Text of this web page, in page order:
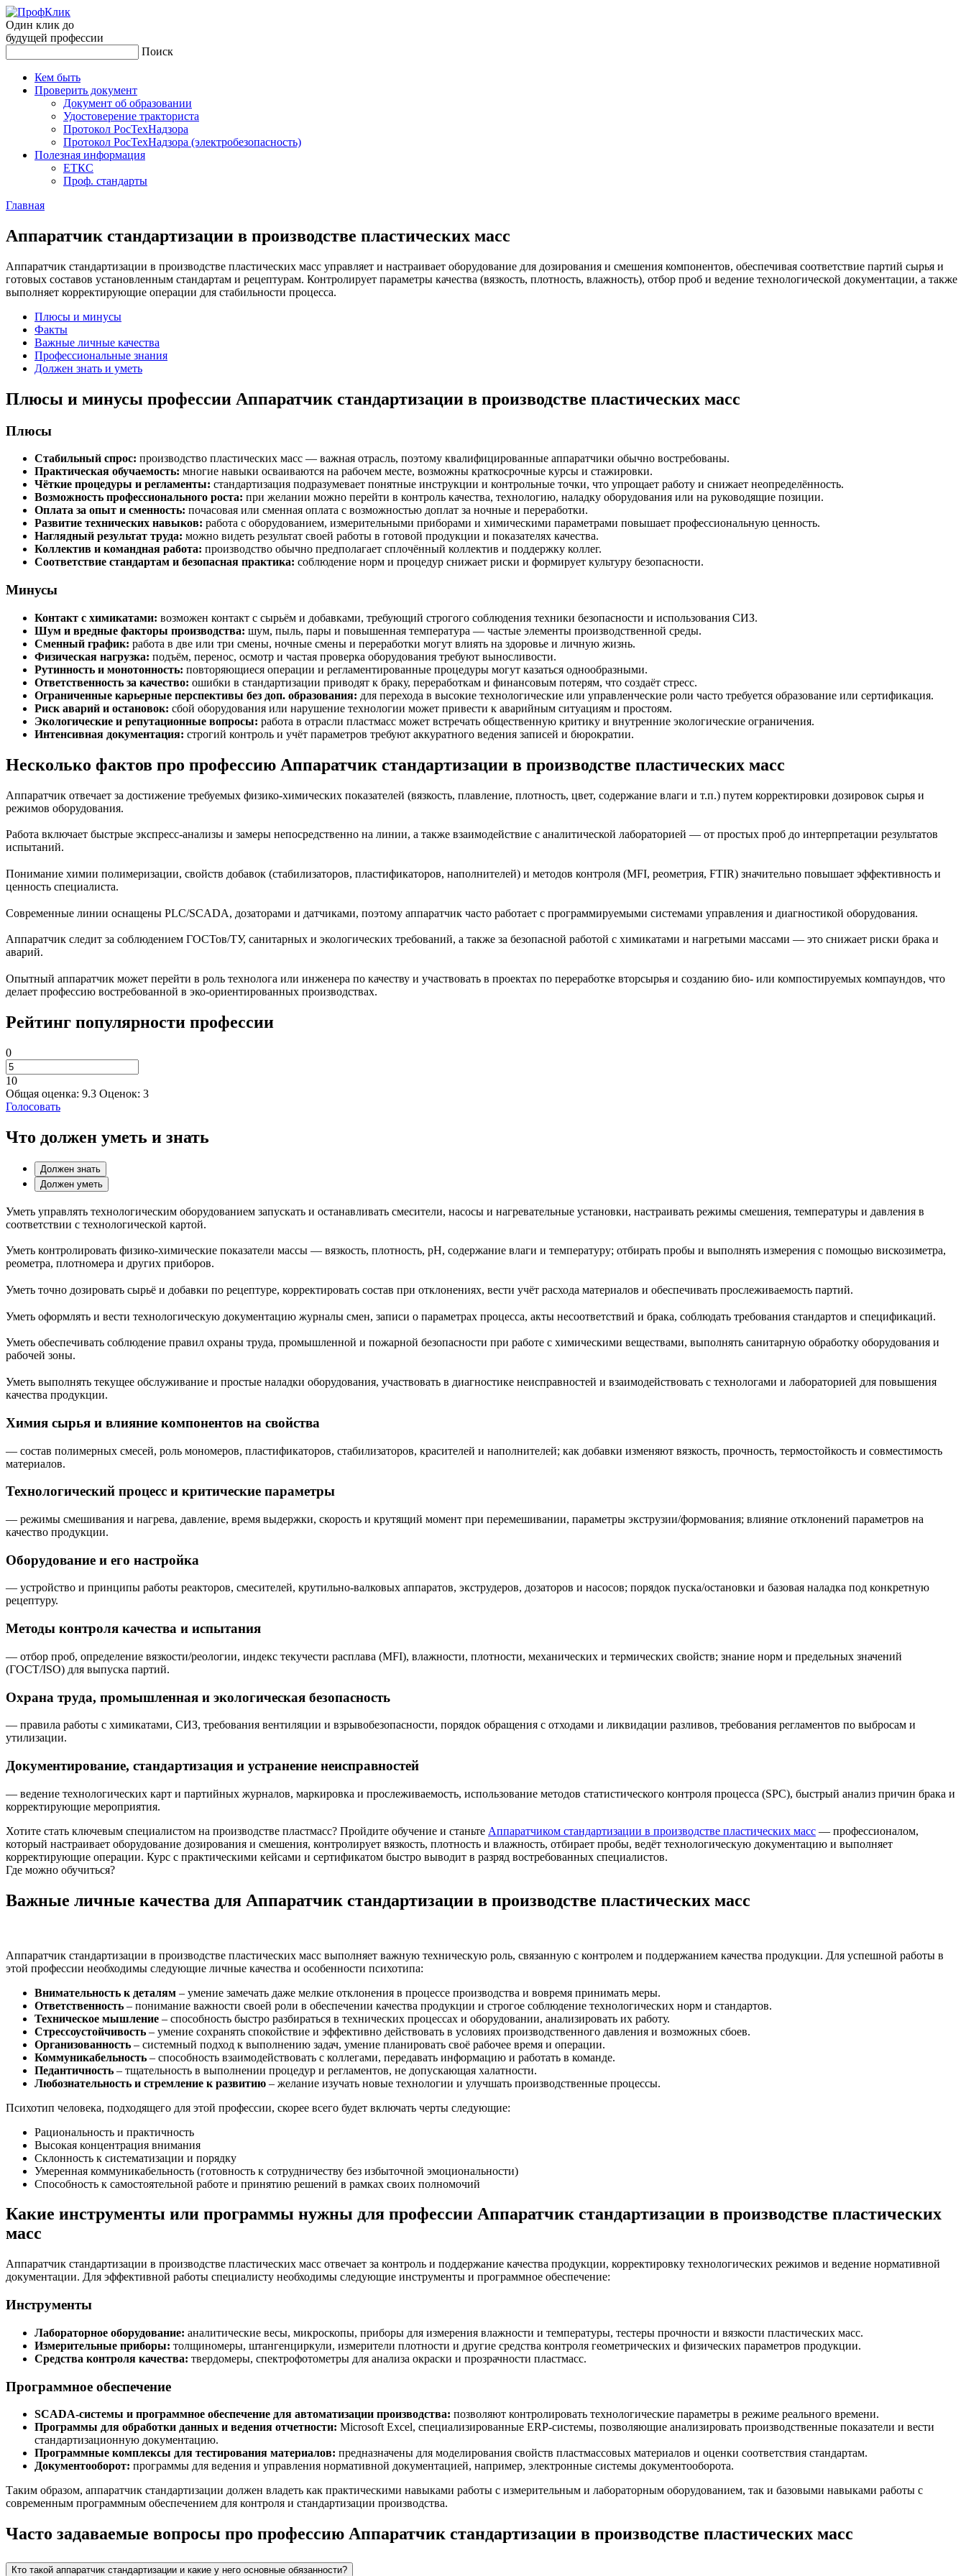
Один клик до
будущей профессии
Поиск
Кем быть
Проверить документ
Документ об образовании
Удостоверение тракториста
Протокол РосТехНадзора
Протокол РосТехНадзора (электробезопасность)
Полезная информация
ЕТКС
Проф. стандарты
Главная
Ап­па­рат­чик стан­дарти­зации в про­из­водс­тве плас­ти­чес­ких масс
Аппаратчик стандартизации в производстве пластических масс управляет и настраивает оборудование для дозирования и смешения компонентов, обеспечивая соответствие партий сырья и
готовых составов установленным стандартам и рецептурам. Контролирует параметры качества (вязкость, плотность, влажность), отбор проб и ведение технологической документации, а также
выполняет корректирующие операции для стабильности процесса.
Плюсы и минусы
Факты
Важные личные качества
Профессиональные знания
Должен знать и уметь
Плюсы и минусы профессии Аппаратчик стандартизации в производстве пластических масс
Плюсы
Стабильный спрос: производство пластических масс — важная отрасль, поэтому квалифицированные аппаратчики обычно востребованы.
Практическая обучаемость: многие навыки осваиваются на рабочем месте, возможны краткосрочные курсы и стажировки.
Чёткие процедуры и регламенты: стандартизация подразумевает понятные инструкции и контрольные точки, что упрощает работу и снижает неопределённость.
Возможность профессионального роста: при желании можно перейти в контроль качества, технологию, наладку оборудования или на руководящие позиции.
Оплата за опыт и сменность: почасовая или сменная оплата с возможностью доплат за ночные и переработки.
Развитие технических навыков: работа с оборудованием, измерительными приборами и химическими параметрами повышает профессиональную ценность.
Наглядный результат труда: можно видеть результат своей работы в готовой продукции и показателях качества.
Коллектив и командная работа: производство обычно предполагает сплочённый коллектив и поддержку коллег.
Соответствие стандартам и безопасная практика: соблюдение норм и процедур снижает риски и формирует культуру безопасности.
Минусы
Контакт с химикатами: возможен контакт с сырьём и добавками, требующий строгого соблюдения техники безопасности и использования СИЗ.
Шум и вредные факторы производства: шум, пыль, пары и повышенная температура — частые элементы производственной среды.
Сменный график: работа в две или три смены, ночные смены и переработки могут влиять на здоровье и личную жизнь.
Физическая нагрузка: подъём, перенос, осмотр и частая проверка оборудования требуют выносливости.
Рутинность и монотонность: повторяющиеся операции и регламентированные процедуры могут казаться однообразными.
Ответственность за качество: ошибки в стандартизации приводят к браку, переработкам и финансовым потерям, что создаёт стресс.
Ограниченные карьерные перспективы без доп. образования: для перехода в высокие технологические или управленческие роли часто требуется образование или сертификация.
Риск аварий и остановок: сбой оборудования или нарушение технологии может привести к аварийным ситуациям и простоям.
Экологические и репутационные вопросы: работа в отрасли пластмасс может встречать общественную критику и внутренние экологические ограничения.
Интенсивная документация: строгий контроль и учёт параметров требуют аккуратного ведения записей и бюрократии.
Несколько фактов про профессию Аппаратчик стандартизации в производстве пластических масс
Аппаратчик отвечает за достижение требуемых физико‑химических показателей (вязкость, плавление, плотность, цвет, содержание влаги и т.п.) путем корректировки дозировок сырья и
режимов оборудования.
Работа включает быстрые экспресс‑анализы и замеры непосредственно на линии, а также взаимодействие с аналитической лабораторией — от простых проб до интерпретации результатов
испытаний.
Понимание химии полимеризации, свойств добавок (стабилизаторов, пластификаторов, наполнителей) и методов контроля (MFI, реометрия, FTIR) значительно повышает эффективность и
ценность специалиста.
Современные линии оснащены PLC/SCADA, дозаторами и датчиками, поэтому аппаратчик часто работает с программируемыми системами управления и диагностикой оборудования.
Аппаратчик следит за соблюдением ГОСТов/ТУ, санитарных и экологических требований, а также за безопасной работой с химикатами и нагретыми массами — это снижает риски брака и
аварий.
Опытный аппаратчик может перейти в роль технолога или инженера по качеству и участвовать в проектах по переработке вторсырья и созданию био‑ или компостируемых компаундов, что
делает профессию востребованной в эко‑ориентированных производствах.
Рейтинг популярности профессии
0
10
Общая оценка: 9.3 Оценок: 3
Голосовать
Что должен уметь и знать
Должен знать
Должен уметь
Уметь управлять технологическим оборудованием запускать и останавливать смесители, насосы и нагревательные установки, настраивать режимы смешения, температуры и давления в
соответствии с технологической картой.
Уметь контролировать физико‑химические показатели массы — вязкость, плотность, pH, содержание влаги и температуру; отбирать пробы и выполнять измерения с помощью вискозиметра,
реометра, плотномера и других приборов.
Уметь точно дозировать сырьё и добавки по рецептуре, корректировать состав при отклонениях, вести учёт расхода материалов и обеспечивать прослеживаемость партий.
Уметь оформлять и вести технологическую документацию журналы смен, записи о параметрах процесса, акты несоответствий и брака, соблюдать требования стандартов и спецификаций.
Уметь обеспечивать соблюдение правил охраны труда, промышленной и пожарной безопасности при работе с химическими веществами, выполнять санитарную обработку оборудования и
рабочей зоны.
Уметь выполнять текущее обслуживание и простые наладки оборудования, участвовать в диагностике неисправностей и взаимодействовать с технологами и лабораторией для повышения
качества продукции.
Химия сырья и влияние компонентов на свойства
— состав полимерных смесей, роль мономеров, пластификаторов, стабилизаторов, красителей и наполнителей; как добавки изменяют вязкость, прочность, термостойкость и совместимость
материалов.
Технологический процесс и критические параметры
— режимы смешивания и нагрева, давление, время выдержки, скорость и крутящий момент при перемешивании, параметры экструзии/формования; влияние отклонений параметров на
качество продукции.
Оборудование и его настройка
— устройство и принципы работы реакторов, смесителей, крутильно-валковых аппаратов, экструдеров, дозаторов и насосов; порядок пуска/остановки и базовая наладка под конкретную
рецептуру.
Методы контроля качества и испытания
— отбор проб, определение вязкости/реологии, индекс текучести расплава (MFI), влажности, плотности, механических и термических свойств; знание норм и предельных значений
(ГОСТ/ISO) для выпуска партий.
Охрана труда, промышленная и экологическая безопасность
— правила работы с химикатами, СИЗ, требования вентиляции и взрывобезопасности, порядок обращения с отходами и ликвидации разливов, требования регламентов по выбросам и
утилизации.
Документирование, стандартизация и устранение неисправностей
— ведение технологических карт и партийных журналов, маркировка и прослеживаемость, использование методов статистического контроля процесса (SPC), быстрый анализ причин брака и
корректирующие мероприятия.
Хотите стать ключевым специалистом на производстве пластмасс? Пройдите обучение и станьте Аппаратчиком стандартизации в производстве пластических масс — профессионалом,
который настраивает оборудование дозирования и смешения, контролирует вязкость, плотность и влажность, отбирает пробы, ведёт технологическую документацию и выполняет
корректирующие операции. Курс с практическими кейсами и сертификатом быстро выводит в разряд востребованных специалистов.
Где можно обучиться?
Важные личные качества для Аппаратчик стандартизации в производстве пластических масс
Аппаратчик стандартизации в производстве пластических масс выполняет важную техническую роль, связанную с контролем и поддержанием качества продукции. Для успешной работы в
этой профессии необходимы следующие личные качества и особенности психотипа:
Внимательность к деталям – умение замечать даже мелкие отклонения в процессе производства и вовремя принимать меры.
Ответственность – понимание важности своей роли в обеспечении качества продукции и строгое соблюдение технологических норм и стандартов.
Техническое мышление – способность быстро разбираться в технических процессах и оборудовании, анализировать их работу.
Стрессоустойчивость – умение сохранять спокойствие и эффективно действовать в условиях производственного давления и возможных сбоев.
Организованность – системный подход к выполнению задач, умение планировать своё рабочее время и операции.
Коммуникабельность – способность взаимодействовать с коллегами, передавать информацию и работать в команде.
Педантичность – тщательность в выполнении процедур и регламентов, не допускающая халатности.
Любознательность и стремление к развитию – желание изучать новые технологии и улучшать производственные процессы.
Психотип человека, подходящего для этой профессии, скорее всего будет включать черты следующие:
Рациональность и практичность
Высокая концентрация внимания
Склонность к систематизации и порядку
Умеренная коммуникабельность (готовность к сотрудничеству без избыточной эмоциональности)
Способность к самостоятельной работе и принятию решений в рамках своих полномочий
Какие инструменты или программы нужны для профессии Аппаратчик стандартизации в производстве пластических
масс
Аппаратчик стандартизации в производстве пластических масс отвечает за контроль и поддержание качества продукции, корректировку технологических режимов и ведение нормативной
документации. Для эффективной работы специалисту необходимы следующие инструменты и программное обеспечение:
Инструменты
Лабораторное оборудование: аналитические весы, микроскопы, приборы для измерения влажности и температуры, тестеры прочности и вязкости пластических масс.
Измерительные приборы: толщиномеры, штангенциркули, измерители плотности и другие средства контроля геометрических и физических параметров продукции.
Средства контроля качества: твердомеры, спектрофотометры для анализа окраски и прозрачности пластмасс.
Программное обеспечение
SCADA-системы и программное обеспечение для автоматизации производства: позволяют контролировать технологические параметры в режиме реального времени.
Программы для обработки данных и ведения отчетности: Microsoft Excel, специализированные ERP-системы, позволяющие анализировать производственные показатели и вести
стандартизационную документацию.
Программные комплексы для тестирования материалов: предназначены для моделирования свойств пластмассовых материалов и оценки соответствия стандартам.
Документооборот: программы для ведения и управления нормативной документацией, например, электронные системы документооборота.
Таким образом, аппаратчик стандартизации должен владеть как практическими навыками работы с измерительным и лабораторным оборудованием, так и базовыми навыками работы с
современным программным обеспечением для контроля и стандартизации производства.
Часто задаваемые вопросы про профессию Аппаратчик стандартизации в производстве пластических масс
Кто такой аппаратчик стандартизации и какие у него основные обязанности?